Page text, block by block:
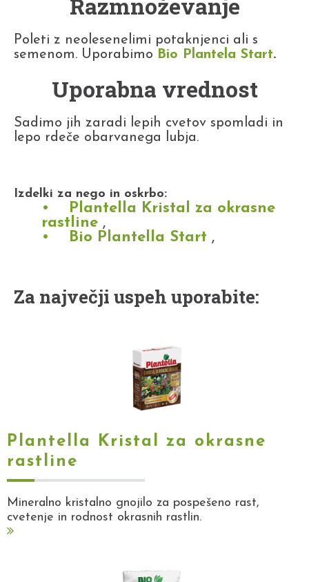
Poleti z neolesenelimi potaknjenci ali s
semenom. Uporabimo Bio Plantela Start.
Uporabna vrednost
Sadimo jih zaradi lepih cvetov spomladi in
lepo rdeče obarvanega lubja.
Izdelki za nego in oskrbo:
Plantella Kristal za okrasne
rastline ,
Bio Plantella Start ,
Za največji uspeh uporabite:
Plantella Kristal za okrasne
rastline
Mineralno kristalno gnojilo za pospešeno rast,
cvetenje in rodnost okrasnih rastlin.